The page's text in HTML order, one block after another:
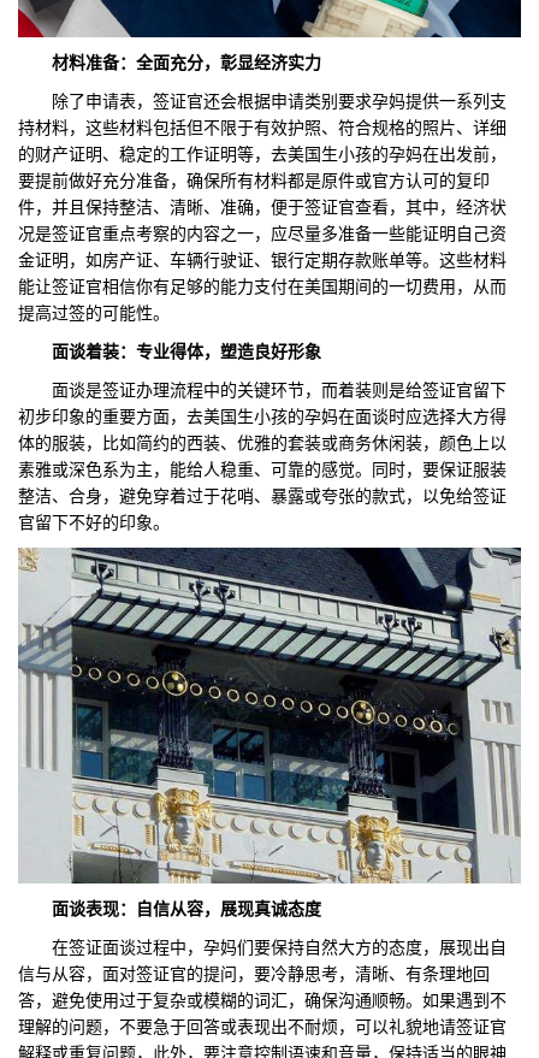
材料准备：全面充分，彰显经济实力
除了申请表，签证官还会根据申请类别要求孕妈提供一系列支
持材料，这些材料包括但不限于有效护照、符合规格的照片、详细
的财产证明、稳定的工作证明等，去美国生小孩的孕妈在出发前，
要提前做好充分准备，确保所有材料都是原件或官方认可的复印
件，并且保持整洁、清晰、准确，便于签证官查看，其中，经济状
况是签证官重点考察的内容之一，应尽量多准备一些能证明自己资
金证明，如房产证、车辆行驶证、银行定期存款账单等。这些材料
能让签证官相信你有足够的能力支付在美国期间的一切费用，从而
提高过签的可能性。
面谈着装：专业得体，塑造良好形象
面谈是签证办理流程中的关键环节，而着装则是给签证官留下
初步印象的重要方面，去美国生小孩的孕妈在面谈时应选择大方得
体的服装，比如简约的西装、优雅的套装或商务休闲装，颜色上以
素雅或深色系为主，能给人稳重、可靠的感觉。同时，要保证服装
整洁、合身，避免穿着过于花哨、暴露或夸张的款式，以免给签证
官留下不好的印象。
面谈表现：自信从容，展现真诚态度
在签证面谈过程中，孕妈们要保持自然大方的态度，展现出自
信与从容，面对签证官的提问，要冷静思考，清晰、有条理地回
答，避免使用过于复杂或模糊的词汇，确保沟通顺畅。如果遇到不
理解的问题，不要急于回答或表现出不耐烦，可以礼貌地请签证官
解释或重复问题，此外，要注意控制语速和音量，保持适当的眼神